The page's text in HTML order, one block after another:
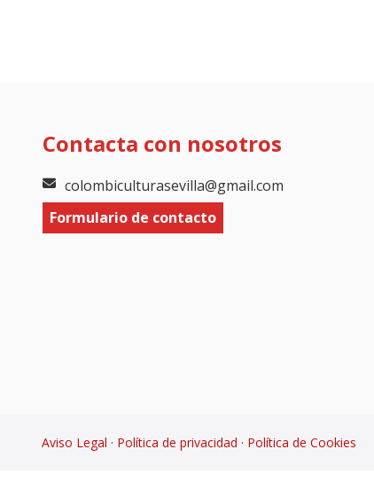
Contacta con nosotros
colombiculturasevilla@gmail.com
Formulario de contacto
Aviso Legal · Política de privacidad · Política de Cookies